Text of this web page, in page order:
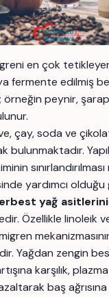
en çok
fermente edilmiş
örneğin peynir,
çay, soda ve
bulunmaktadır.
yardımcı
yağ
Özellikle linoleik
Yağdan zengin
karşılık,
baş